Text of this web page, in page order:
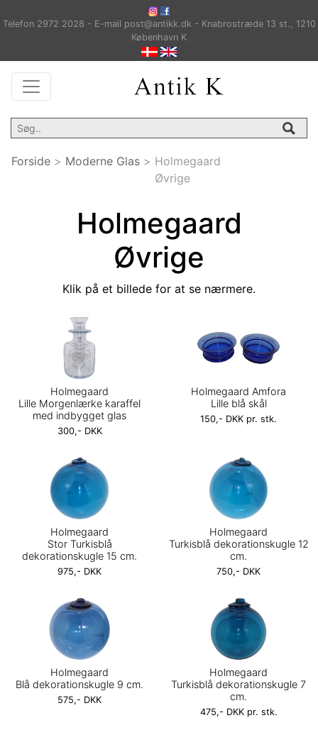
Telefon 2972 2028 - E-mail post@antikk.dk - Knabrostræde 13 st., 1210
København K
Forside > Moderne Glas > Holmegaard
Øvrige
Holmegaard
Øvrige
Klik på et billede for at se nærmere.
Holmegaard
Lille Morgenlærke karaffel
med indbygget glas
300,- DKK
Holmegaard Amfora
Lille blå skål
150,- DKK pr. stk.
Holmegaard
Stor Turkisblå
dekorationskugle 15 cm.
975,- DKK
Holmegaard
Turkisblå dekorationskugle 12
cm.
750,- DKK
Holmegaard
Blå dekorationskugle 9 cm.
575,- DKK
Holmegaard
Turkisblå dekorationskugle 7
cm.
475,- DKK pr. stk.